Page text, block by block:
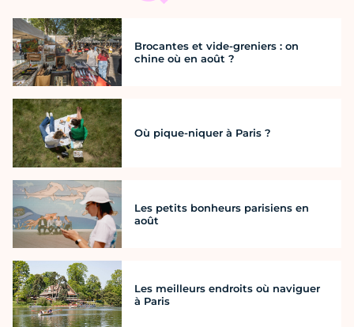
Brocantes et vide-greniers : on
chine où en août ?
Où pique-niquer à Paris ?
Les petits bonheurs parisiens en
août
Les meilleurs endroits où naviguer
à Paris